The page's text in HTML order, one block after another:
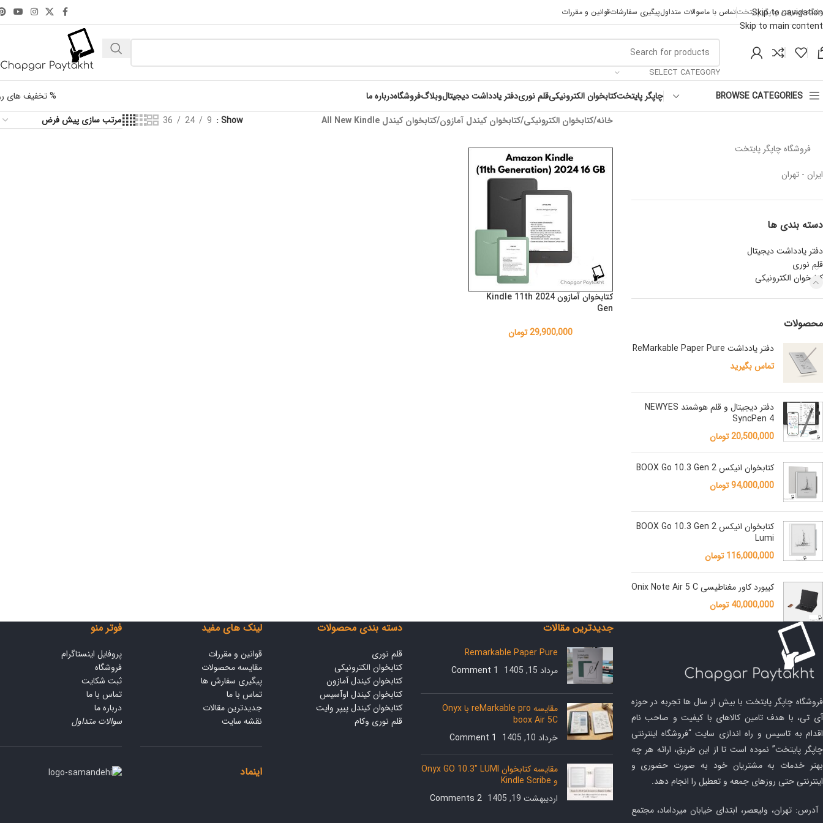
Skip to navigation
Skip to main content
اینترنتی چاپگر پایتختتماس با ماسوالات متداولپیگیری سفارشاتقوانین و مقررات
SELECT CATEGORY
BROWSE CATEGORIES چاپگر پایتختکتابخوان الکترونیکیقلم نوریدفتر یادداشت دیجیتالوبلاگفروشگاهدرباره ما % تخفیف های
فروشگاه چاپگر پایتخت
ایران - تهران
دسته بندی ها
دفتر یادداشت دیجیتال
قلم نوری
کتابخوان الکترونیکی
محصولات
دفتر یادداشت ReMarkable Paper Pure
تماس بگیرید
دفتر دیجیتال و قلم هوشمند NEWYES
SyncPen 4
20,500,000تومان
کتابخوان انیکس BOOX Go 10.3 Gen 2
94,000,000تومان
کتابخوان انیکس BOOX Go 10.3 Gen 2
Lumi
116,000,000 تومان
کیبورد کاور مغناطیسی Onix Note Air 5 C
40,000,000 تومان
خانه کتابخوان الکترونیکی کتابخوان کیندل آمازون کتابخوان کیندل All New Kindle Show
9
24
36
کتابخوان آمازون 2024 Kindle 11th
Gen
29,900,000تومان
فروشگاه چاپگر پایتخت با بیش از سال ها تجربه در حوزه
آی تی، با هدف تامین کالاهای با کیفیت و صاحب نام
اقدام به تاسیس و راه اندازی سایت “فروشگاه اینترنتی
چاپگر پایتخت” نموده است تا از این طریق، ارائه هر چه
بهتر خدمات به مشتریان خود به صورت حضوری و
اینترنتی حتی روزهای جمعه و تعطیل را انجام دهد.
آدرس: تهران، ولیعصر، ابتدای خیابان میرداماد، مجتمع
جدیدترین مقالات
Remarkable Paper Pure
مرداد 15, 1405
1 Comment
مقایسه reMarkable pro با Onyx
boox Air 5C
خرداد 10, 1405
1 Comment
مقایسه کتابخوان Onyx GO 10.3″ LUMI
و Kindle Scribe
اردیبهشت 19, 1405
2 Comments
دسته بندی محصولات
قلم نوری
کتابخوان الکترونیکی
کتابخوان کیندل آمازون
کتابخوان کیندل اوآسیس
کتابخوان کیندل پیپر وایت
قلم نوری وکام
لینک های مفید
قوانین و مقررات
مقایسه محصولات
پیگیری سفارش ها
تماس با ما
جدیدترین مقالات
نقشه سایت
اینماد
فوتر منو
پروفایل اینستاگرام
فروشگاه
ثبت شکایت
تماس با ما
درباره ما
سوالات متداول